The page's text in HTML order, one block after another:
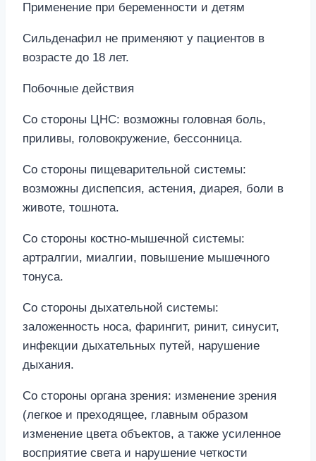
Применение при беременности и детям
Сильденафил не применяют у пациентов в
возрасте до 18 лет.
Побочные действия
Со стороны ЦНС: возможны головная боль,
приливы, головокружение, бессонница.
Со стороны пищеварительной системы:
возможны диспепсия, астения, диарея, боли в
животе, тошнота.
Со стороны костно-мышечной системы:
артралгии, миалгии, повышение мышечного
тонуса.
Со стороны дыхательной системы:
заложенность носа, фарингит, ринит, синусит,
инфекции дыхательных путей, нарушение
дыхания.
Со стороны органа зрения: изменение зрения
(легкое и преходящее, главным образом
изменение цвета объектов, а также усиленное
восприятие света и нарушение четкости